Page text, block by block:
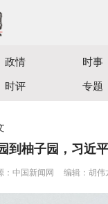
主办
政情 时事
时评 专题
到柚子园，习近
：中国新闻网 编辑：胡伟